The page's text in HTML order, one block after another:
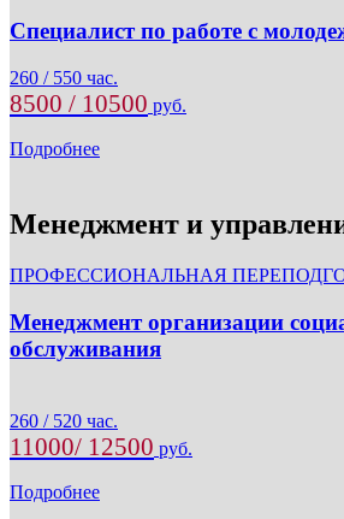
Специалист по работе с
260 / 550 час.
8500 / 10500 руб.
Подробнее
Менеджмент и
ПРОФЕССИОНАЛЬНАЯ
Менеджмент организации
обслуживания
260 / 520 час.
11000/ 12500 руб.
Подробнее